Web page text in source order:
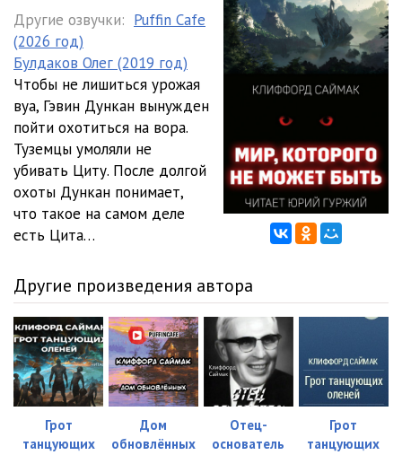
Другие озвучки: Puffin Cafe
(2026 год)
Булдаков Олег (2019 год)
Чтобы не лишиться урожая
вуа, Гэвин Дункан вынужден
пойти охотиться на вора.
Туземцы умоляли не
убивать Циту. После долгой
охоты Дункан понимает,
что такое на самом деле
есть Цита…
Другие произведения автора
Грот
танцующих
Дом
обновлённых
Отец-
основатель
Грот
танцующих